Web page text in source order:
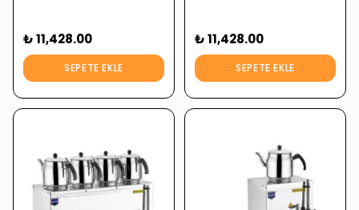
₺ 11,428.00
SEPETE EKLE
₺ 11,428.00
SEPETE EKLE